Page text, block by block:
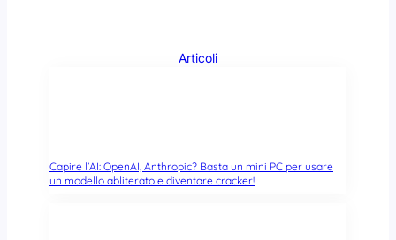
Articoli
Capire l’AI: OpenAI, Anthropic? Basta un mini PC per usare
un modello abliterato e diventare cracker!